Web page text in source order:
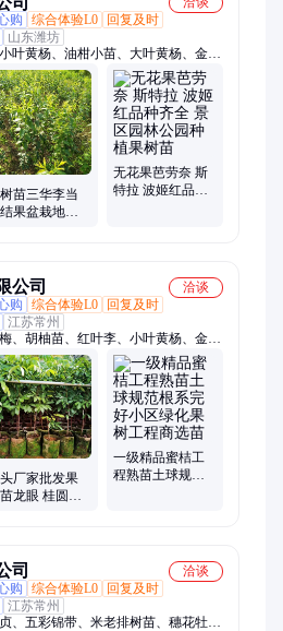
购 综合体验L0
回复及时
山东潍坊
叶黄杨、油柑小苗、大叶黄杨、金叶
、红王子锦带、铺地柏、沙地柏、红
黄金枸骨、无刺枸骨、蜀桧、榆叶
岛、生态浮岛、浮动湿地、大叶女贞
苗三华李当
果盆栽地栽
无花果芭劳奈 斯
特拉 波姬红品种
公司
洽谈
购 综合体验L0
回复及时
江苏常州
、胡柚苗、红叶李、小叶黄杨、金森
矛、红瑞木、生态浮岛、水生植物、
竹、紫薇花、狼尾草、绣球花、芍
厂家批发果
龙眼 桂圆根
一级精品蜜桔工
程熟苗土球规范
司
洽谈
购 综合体验L0
回复及时
江苏常州
、五彩锦带、米老排树苗、穗花牡